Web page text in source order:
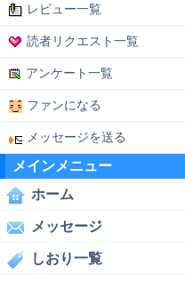
レビュー一覧
読者リクエスト一覧
アンケート一覧
ファンになる
メッセージを送る
メインメニュー
ホーム
メッセージ
しおり一覧